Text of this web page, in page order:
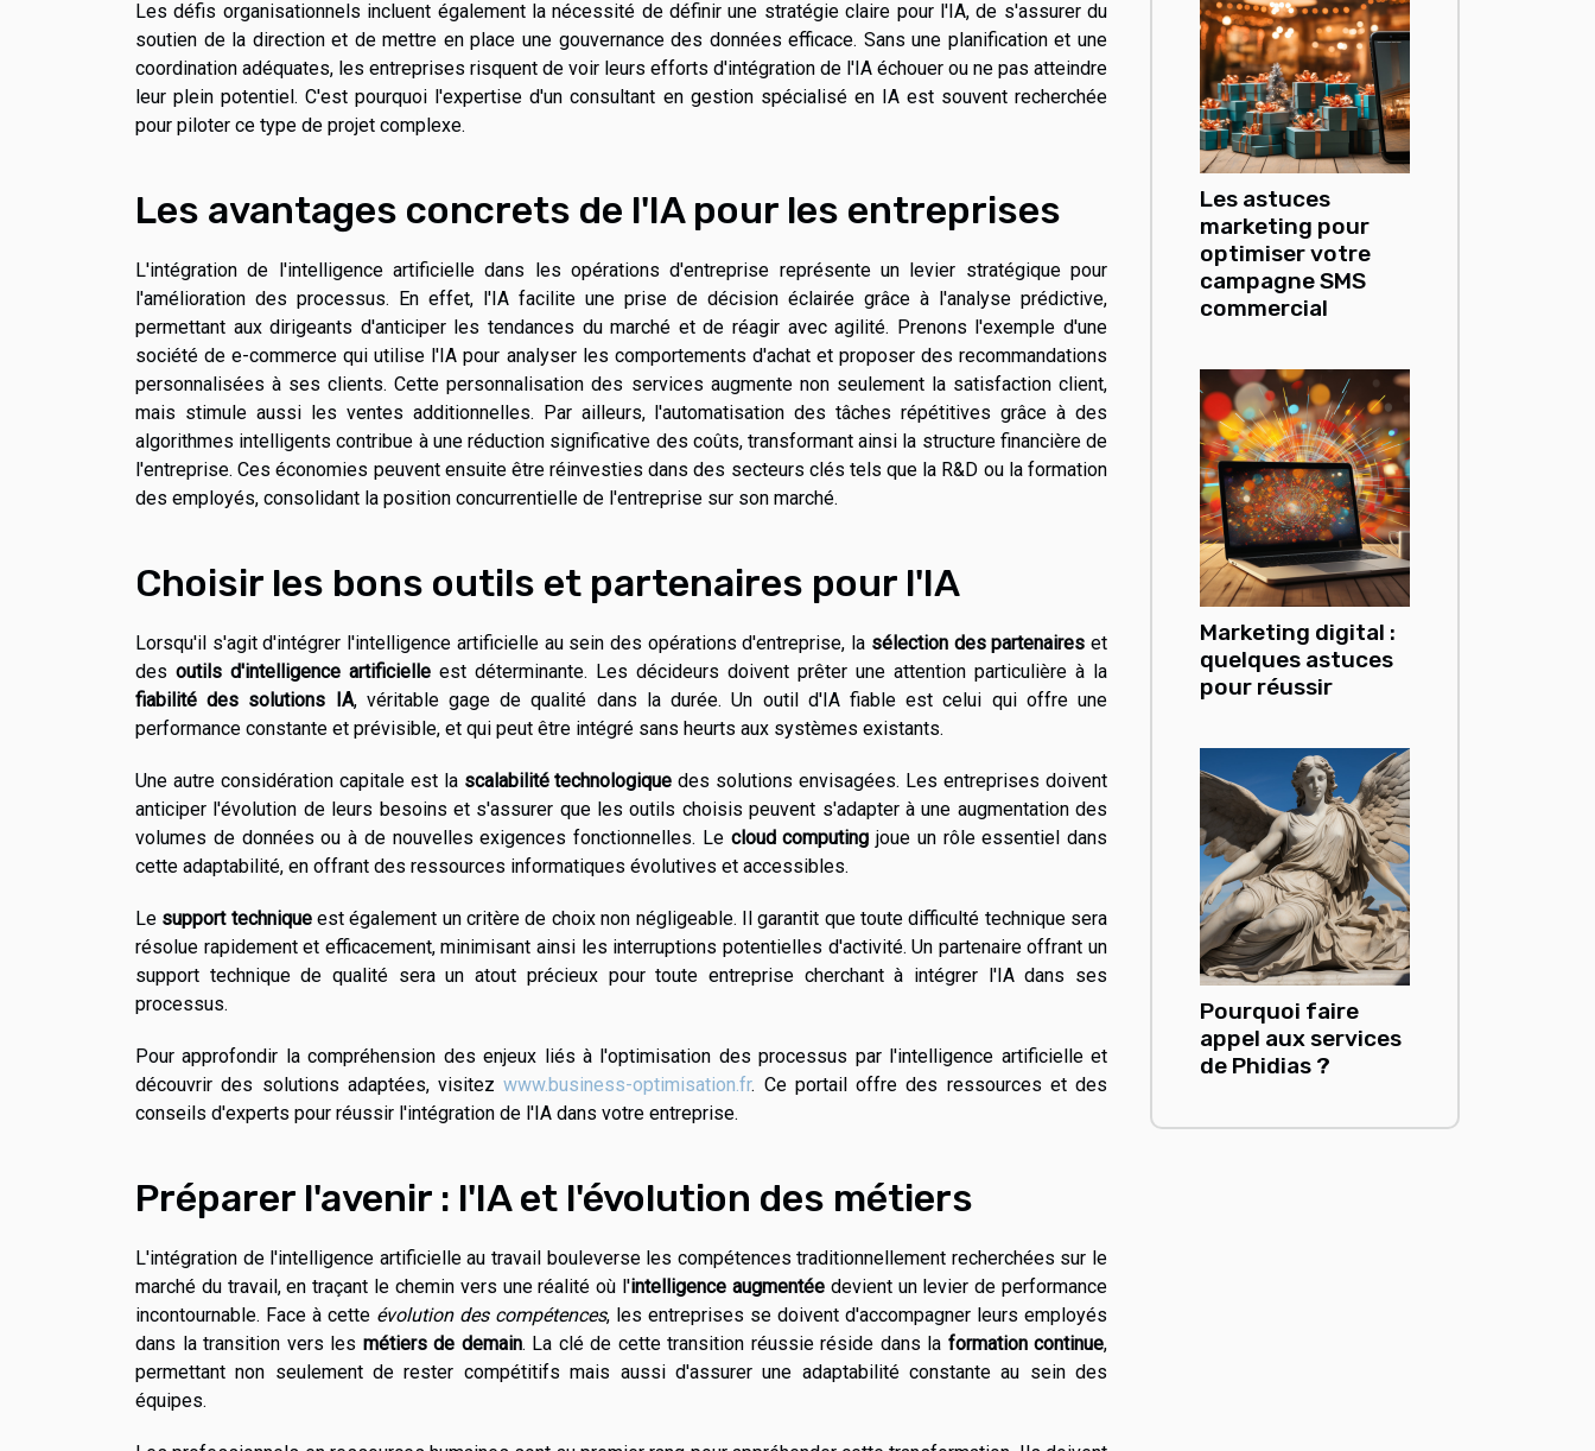
Les défis organisationnels incluent également la nécessité de définir une stratégie claire pour l'IA, de s'assurer du
soutien de la direction et de mettre en place une gouvernance des données efficace. Sans une planification et une
coordination adéquates, les entreprises risquent de voir leurs efforts d'intégration de l'IA échouer ou ne pas atteindre
leur plein potentiel. C'est pourquoi l'expertise d'un consultant en gestion spécialisé en IA est souvent recherchée
pour piloter ce type de projet complexe.
Les avantages concrets de l'IA pour les entreprises
L'intégration de l'intelligence artificielle dans les opérations d'entreprise représente un levier stratégique pour
l'amélioration des processus. En effet, l'IA facilite une prise de décision éclairée grâce à l'analyse prédictive,
permettant aux dirigeants d'anticiper les tendances du marché et de réagir avec agilité. Prenons l'exemple d'une
société de e-commerce qui utilise l'IA pour analyser les comportements d'achat et proposer des recommandations
personnalisées à ses clients. Cette personnalisation des services augmente non seulement la satisfaction client,
mais stimule aussi les ventes additionnelles. Par ailleurs, l'automatisation des tâches répétitives grâce à des
algorithmes intelligents contribue à une réduction significative des coûts, transformant ainsi la structure financière de
l'entreprise. Ces économies peuvent ensuite être réinvesties dans des secteurs clés tels que la R&D ou la formation
des employés, consolidant la position concurrentielle de l'entreprise sur son marché.
Choisir les bons outils et partenaires pour l'IA
Lorsqu'il s'agit d'intégrer l'intelligence artificielle au sein des opérations d'entreprise, la sélection des partenaires et
des outils d'intelligence artificielle est déterminante. Les décideurs doivent prêter une attention particulière à la
fiabilité des solutions IA, véritable gage de qualité dans la durée. Un outil d'IA fiable est celui qui offre une
performance constante et prévisible, et qui peut être intégré sans heurts aux systèmes existants.
Une autre considération capitale est la scalabilité technologique des solutions envisagées. Les entreprises doivent
anticiper l'évolution de leurs besoins et s'assurer que les outils choisis peuvent s'adapter à une augmentation des
volumes de données ou à de nouvelles exigences fonctionnelles. Le cloud computing joue un rôle essentiel dans
cette adaptabilité, en offrant des ressources informatiques évolutives et accessibles.
Le support techniqueest également un critère de choix non négligeable. Il garantit que toute difficulté technique sera
résolue rapidement et efficacement, minimisant ainsi les interruptions potentielles d'activité. Un partenaire offrant un
support technique de qualité sera un atout précieux pour toute entreprise cherchant à intégrer l'IA dans ses
processus.
Pour approfondir la compréhension des enjeux liés à l'optimisation des processus par l'intelligence artificielle et
découvrir des solutions adaptées, visitezwww.business-optimisation.fr. Ce portail offre des ressources et des
conseils d'experts pour réussir l'intégration de l'IA dans votre entreprise.
Préparer l'avenir : l'IA et l'évolution des métiers
L'intégration de l'intelligence artificielle au travail bouleverse les compétences traditionnellement recherchées sur le
marché du travail, en traçant le chemin vers une réalité où l'intelligence augmentéedevient un levier de performance
incontournable. Face à cette évolution des compétences, les entreprises se doivent d'accompagner leurs employés
dans la transition vers les métiers de demain. La clé de cette transition réussie réside dans la formation continue,
permettant non seulement de rester compétitifs mais aussi d'assurer une adaptabilité constante au sein des
équipes.
Les astuces
marketing pour
optimiser votre
campagne SMS
commercial
Marketing digital :
quelques astuces
pour réussir
Pourquoi faire
appel aux services
de Phidias ?